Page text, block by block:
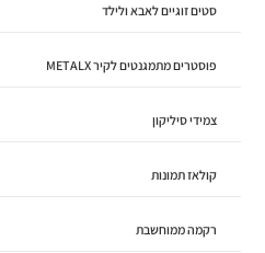
סטים זוגיים לאבא ולילד
פוסטרים מתמגנטים לקיר METALX
צמידי סיליקון
קולאז תמונות
רקמה ממוחשבת